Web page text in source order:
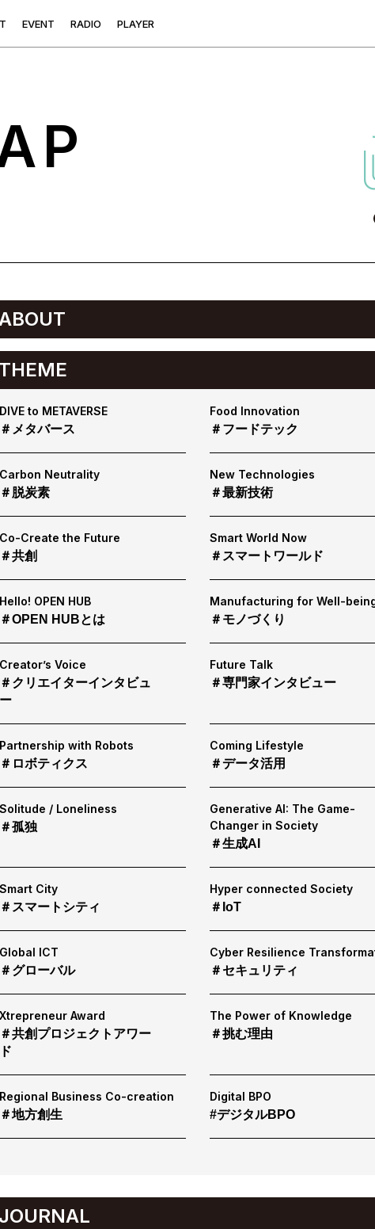
T EVENT RADIO PLAYER
THEME
DIVE to METAVERSE
＃メタバース
Food Innovation
＃フードテック
Carbon Neutrality
＃脱炭素
New Technologies
＃最新技術
Co-Create the Future
＃共創
Smart World Now
＃スマートワールド
Hello! OPEN HUB
＃OPEN HUBとは
Manufacturing for Well-
＃モノづくり
Creator’s Voice
＃クリエイターインタビュ
ー
Future Talk
＃専門家インタビュー
Partnership with Robots
＃ロボティクス
Coming Lifestyle
＃データ活用
Solitude / Loneliness
＃孤独
Generative AI: The Game-
Changer in Society
＃生成AI
Smart City
＃スマートシティ
Hyper connected Society
＃IoT
Global ICT
＃グローバル
Cyber Resilience
＃セキュリティ
Xtrepreneur Award
＃共創プロジェクトアワー
ド
The Power of Knowledge
＃挑む理由
Regional Business Co-creation
＃地方創生
Digital BPO
#デジタルBPO
JOURNAL